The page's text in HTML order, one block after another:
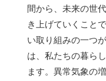
間から、未来の世
き上げていくこと
い取り組みの一つが
は、私たちの暮ら
ます。異常気象の